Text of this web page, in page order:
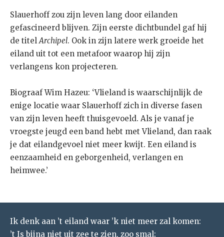
Slauerhoff zou zijn leven lang door eilanden
gefascineerd blijven. Zijn eerste dichtbundel gaf hij
de titelArchipel. Ook in zijn latere werk groeide het
eiland uit tot een metafoor waarop hij zijn
verlangens kon projecteren.
Biograaf Wim Hazeu: ‘Vlieland is waarschijnlijk de
enige locatie waar Slauerhoff zich in diverse fasen
van zijn leven heeft thuisgevoeld. Als je vanaf je
vroegste jeugd een band hebt met Vlieland, dan raak
je dat eilandgevoel niet meer kwijt. Een eiland is
eenzaamheid en geborgenheid, verlangen en
heimwee.’
Ik denk aan ’t eiland waar ’k niet meer zal komen:
’t Is bijna niet uit zee te zien, zoo smal;